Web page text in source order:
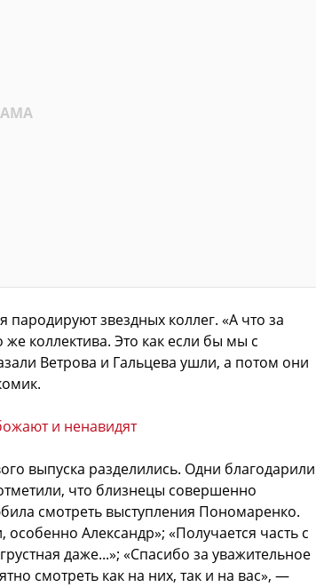
звездных коллег. «А что за
же коллектива. Это как если бы мы с
Ветрова и Гальцева ушли, а потом они
и ненавидят
выпуска разделились. Одни благодарили
что близнецы совершенно
смотреть выступления Пономаренко.
Александр»; «Получается часть с
даже...»; «Спасибо за уважительное
смотреть как на них, так и на вас», —